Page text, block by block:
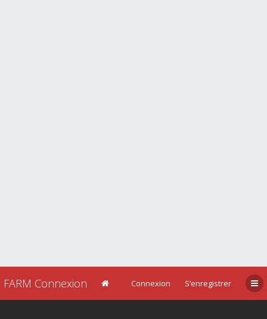
FARM Connexion Connexion S’enregistrer